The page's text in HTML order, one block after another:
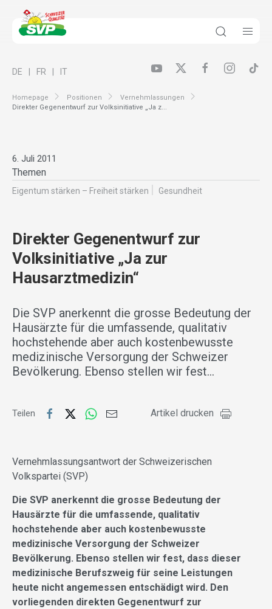
Homepage Positionen
Vernehmlassungen
Direkter Gegenentwurf zur Volksinitiative „Ja z...
DE FR IT
6. Juli 2011
Themen
Eigentum stärken – Freiheit stärken Gesundheit
Direkter Gegenentwurf zur
Volksinitiative „Ja zur
Hausarztmedizin“
Die SVP anerkennt die grosse Bedeutung der
Hausärzte für die umfassende, qualitativ
hochstehende aber auch kostenbewusste
medizinische Versorgung der Schweizer
Bevölkerung. Ebenso stellen wir fest…
Teilen Artikel drucken
Vernehmlassungsantwort der Schweizerischen
Volkspartei (SVP)
Die SVP anerkennt die grosse Bedeutung der
Hausärzte für die umfassende, qualitativ
hochstehende aber auch kostenbewusste
medizinische Versorgung der Schweizer
Bevölkerung. Ebenso stellen wir fest, dass dieser
medizinische Berufszweig für seine Leistungen
heute nicht angemessen entschädigt wird. Den
vorliegenden direkten Gegenentwurf zur